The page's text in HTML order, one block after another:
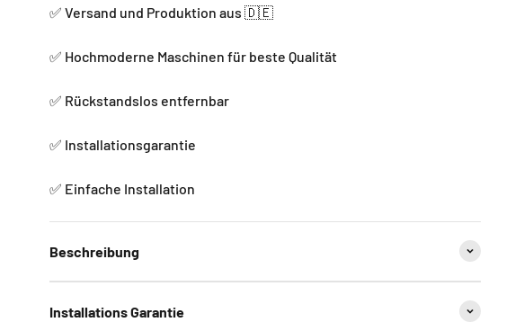
✅ Versand und Produktion aus 🇩🇪
✅ Hochmoderne Maschinen für beste Qualität
✅ Rückstandslos entfernbar
✅ Installationsgarantie
✅ Einfache Installation
Beschreibung
Installations Garantie